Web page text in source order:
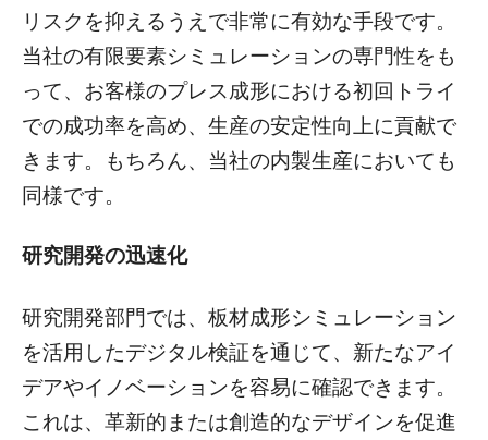
リスクを抑えるうえで非常に有効な手段です。
当社の有限要素シミュレーションの専門性をも
って、お客様のプレス成形における初回トライ
での成功率を高め、生産の安定性向上に貢献で
きます。もちろん、当社の内製生産においても
同様です。
研究開発の迅速化
研究開発部門では、板材成形シミュレーション
を活用したデジタル検証を通じて、新たなアイ
デアやイノベーションを容易に確認できます。
これは、革新的または創造的なデザインを促進